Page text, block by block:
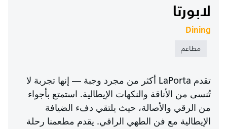
لابورتا
Dining
مطاعم
تقدم LaPorta أكثر من مجرد وجبة — إنها تجربة لا
تُنسى من الأناقة والنكهات الإيطالية. استمتع بأجواء
من الرقي والأصالة، حيث يلتقي دفء الضيافة
الإيطالية مع فن الطهي الراقي. يقدم مطعمنا رحلة